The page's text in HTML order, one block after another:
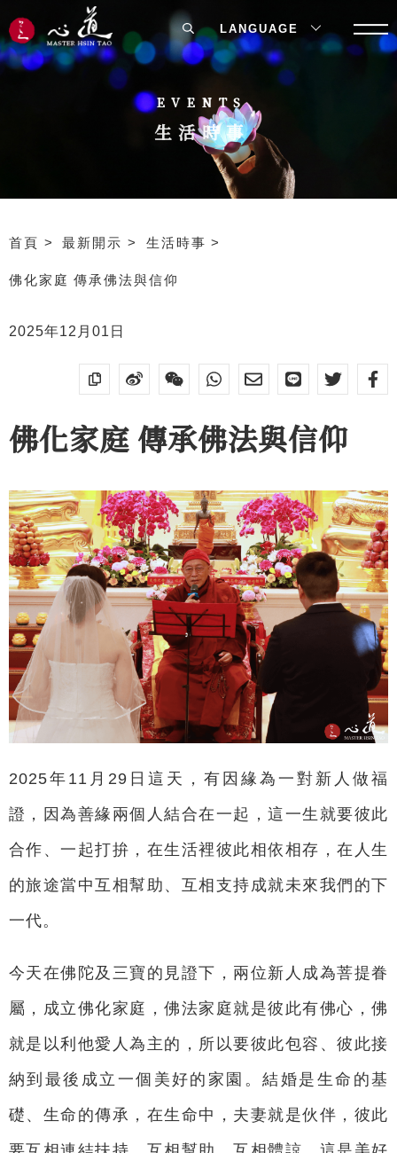
EVENTS
生活時事
首頁 最新開示 生活時事
佛化家庭 傳承佛法與信仰
2025年12月01日
佛化家庭 傳承佛法與信仰
2025年11月29日這天，有因緣為一對新人做福
證，因為善緣兩個人結合在一起，這一生就要彼此
合作、一起打拚，在生活裡彼此相依相存，在人生
的旅途當中互相幫助、互相支持成就未來我們的下
一代。
今天在佛陀及三寶的見證下，兩位新人成為菩提眷
屬，成立佛化家庭，佛法家庭就是彼此有佛心，佛
就是以利他愛人為主的，所以要彼此包容、彼此接
納到最後成立一個美好的家園。結婚是生命的基
礎、生命的傳承，在生命中，夫妻就是伙伴，彼此
LANGUAGE